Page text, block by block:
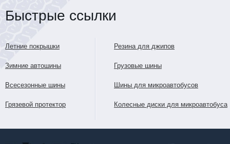
Быстрые ссылки
Летние покрышки
Зимние автошины
Всесезонные шины
Грязевой протектор
Резина для джипов
Грузовые шины
Шины для микроавтобусов
Колесные диски для микроавтобуса